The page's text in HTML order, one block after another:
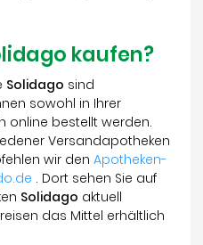
kaufen?
Solidago sind
sowohl in Ihrer
online bestellt werden.
Versandapotheken
wir den Apotheken-
. Dort sehen Sie auf
Solidago aktuell
das Mittel erhältlich